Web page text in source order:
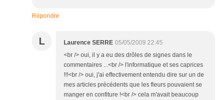
Répondre
L Laurence SERRE 05/05/2009 22:45
<br /> oui, il y a eu des drôles de signes dans le
commentaires ...<br /> l'informatique et ses caprices
!!!<br /> oui, j'ai effectivement entendu dire sur un de
mes articles précédents que les fleurs pouvaient se
manger en confiture !<br /> cela m'avait beaucoup